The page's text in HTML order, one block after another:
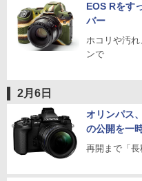
EOS Rをす
バー
ホコリや汚
ンで
2月6日
オリンパス
の公開を一
再開まで「